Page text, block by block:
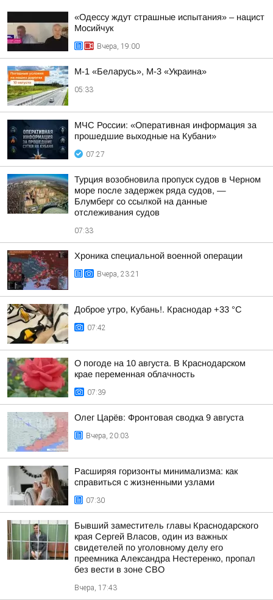
«Одессу ждут страшные испытания» – нацист
Мосийчук
Вчера, 19:00
М-1 «Беларусь», М-3 «Украина»
05:33
МЧС России: «Оперативная информация за
прошедшие выходные на Кубани»
07:27
Турция возобновила пропуск судов в Черном
море после задержек ряда судов, —
Блумберг со ссылкой на данные
отслеживания судов
07:33
Хроника специальной военной операции
Вчера, 23:21
Доброе утро, Кубань!. Краснодар +33 °С
07:42
О погоде на 10 августа. В Краснодарском
крае переменная облачность
07:39
Олег Царёв: Фронтовая сводка 9 августа
Вчера, 20:03
Расширяя горизонты минимализма: как
справиться с жизненными узлами
07:30
Бывший заместитель главы Краснодарского
края Сергей Власов, один из важных
свидетелей по уголовному делу его
преемника Александра Нестеренко, пропал
без вести в зоне СВО
Вчера, 17:43